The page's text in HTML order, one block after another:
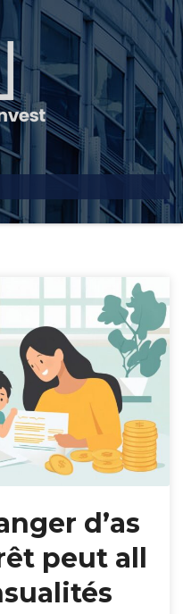
d’as
peut all